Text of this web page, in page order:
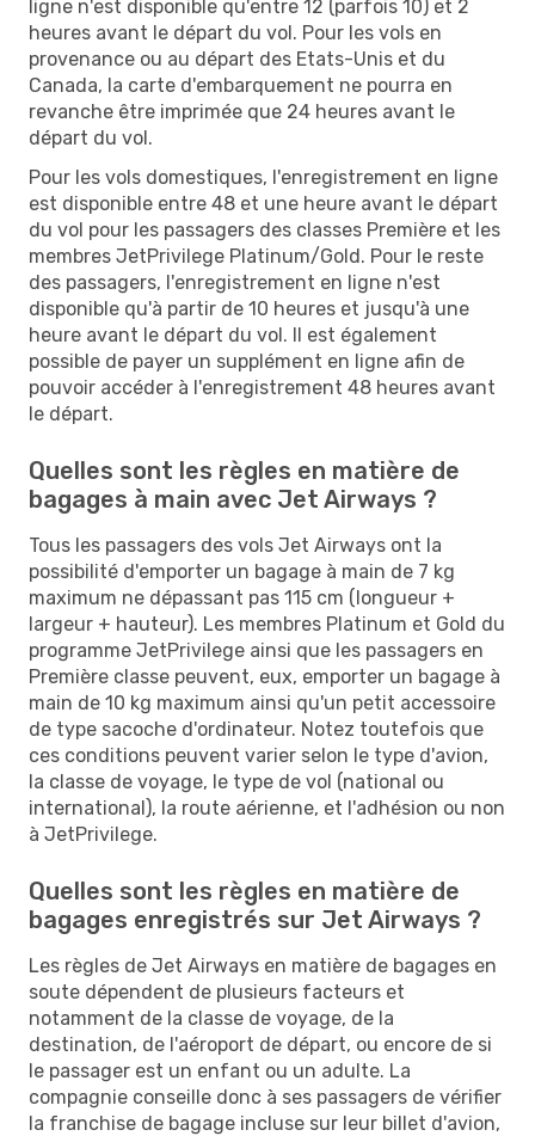
ligne n'est disponible qu'entre 12 (parfois 10) et 2
heures avant le départ du vol. Pour les vols en
provenance ou au départ des Etats-Unis et du
Canada, la carte d'embarquement ne pourra en
revanche être imprimée que 24 heures avant le
départ du vol.
Pour les vols domestiques, l'enregistrement en ligne
est disponible entre 48 et une heure avant le départ
du vol pour les passagers des classes Première et les
membres JetPrivilege Platinum/Gold. Pour le reste
des passagers, l'enregistrement en ligne n'est
disponible qu'à partir de 10 heures et jusqu'à une
heure avant le départ du vol. Il est également
possible de payer un supplément en ligne afin de
pouvoir accéder à l'enregistrement 48 heures avant
le départ.
Quelles sont les règles en matière de
bagages à main avec Jet Airways ?
Tous les passagers des vols Jet Airways ont la
possibilité d'emporter un bagage à main de 7 kg
maximum ne dépassant pas 115 cm (longueur +
largeur + hauteur). Les membres Platinum et Gold du
programme JetPrivilege ainsi que les passagers en
Première classe peuvent, eux, emporter un bagage à
main de 10 kg maximum ainsi qu'un petit accessoire
de type sacoche d'ordinateur. Notez toutefois que
ces conditions peuvent varier selon le type d'avion,
la classe de voyage, le type de vol (national ou
international), la route aérienne, et l'adhésion ou non
à JetPrivilege.
Quelles sont les règles en matière de
bagages enregistrés sur Jet Airways ?
Les règles de Jet Airways en matière de bagages en
soute dépendent de plusieurs facteurs et
notamment de la classe de voyage, de la
destination, de l'aéroport de départ, ou encore de si
le passager est un enfant ou un adulte. La
compagnie conseille donc à ses passagers de vérifier
la franchise de bagage incluse sur leur billet d'avion,